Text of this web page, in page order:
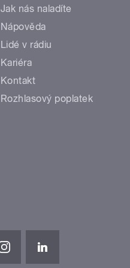
Jak nás naladíte
Nápověda
Lidé v rádiu
Kariéra
Kontakt
Rozhlasový poplatek